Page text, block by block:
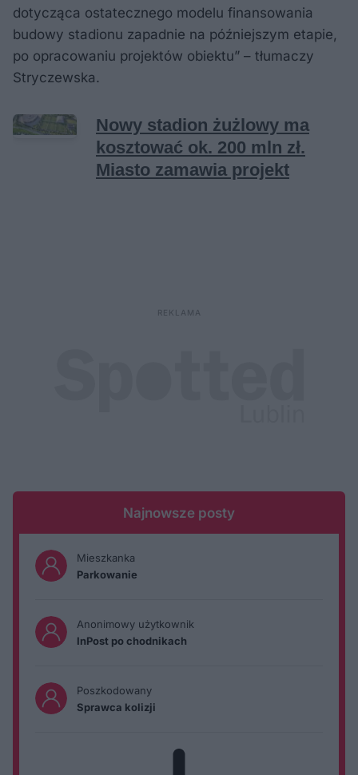
dotycząca ostatecznego modelu finansowania
budowy stadionu zapadnie na późniejszym etapie,
po opracowaniu projektów obiektu” – tłumaczy
Stryczewska.
Najnowsze posty
Mieszkanka
Parkowanie
Anonimowy użytkownik
InPost po chodnikach
Poszkodowany
Sprawca kolizji